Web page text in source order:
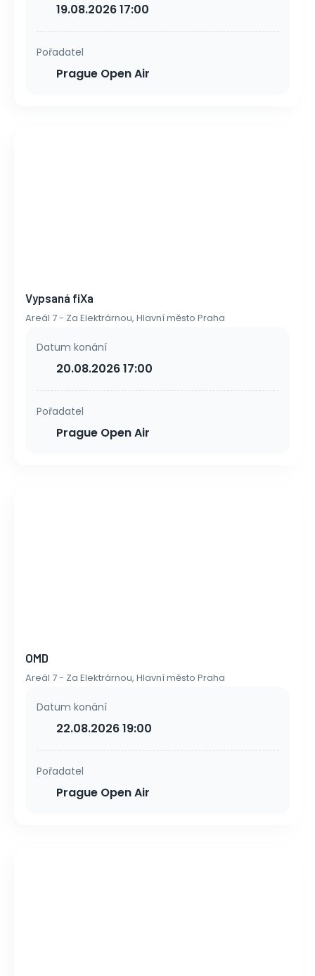
19.08.2026 17:00
Pořadatel
Prague Open Air
Vypsaná fiXa
Areál 7 - Za Elektrárnou, Hlavní město Praha
Datum konání
20.08.2026 17:00
Pořadatel
Prague Open Air
OMD
Areál 7 - Za Elektrárnou, Hlavní město Praha
Datum konání
22.08.2026 19:00
Pořadatel
Prague Open Air